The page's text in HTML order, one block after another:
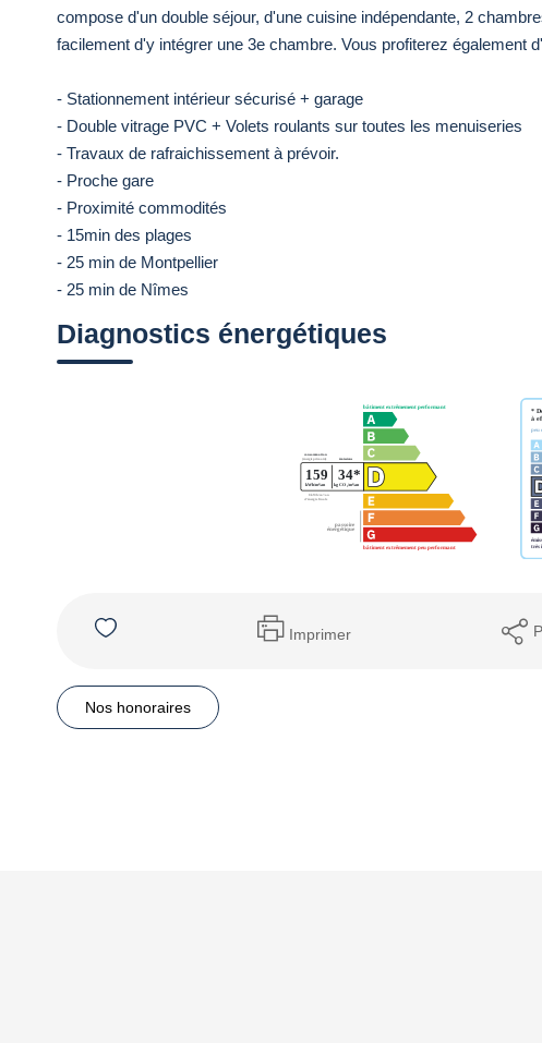
compose d'un double séjour, d'une cuisine indépendante, 2
facilement d'y intégrer une 3e chambre. Vous profiterez également
- Stationnement intérieur sécurisé + garage
- Double vitrage PVC + Volets roulants sur toutes les menuiseries
- Travaux de rafraichissement à prévoir.
- Proche gare
- Proximité commodités
- 15min des plages
- 25 min de Montpellier
- 25 min de Nîmes
Diagnostics énergétiques
Imprimer
Nos honoraires